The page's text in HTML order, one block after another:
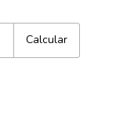
Calcular